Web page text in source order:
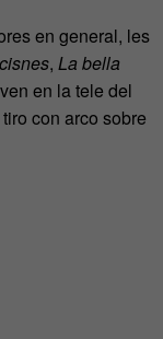
en general, les
, La bella
en la tele del
con arco sobre